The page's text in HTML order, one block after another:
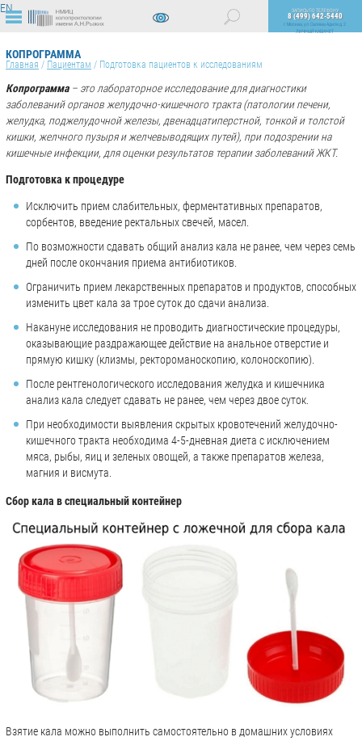
СЛАБОВИДЯЩИХ
EN ЗАПИСЬ ПО ТЕЛЕФОНУ
8 (499) 642-5440
г. Москва, ул. Саляма Адиля д. 2
ЛИЧНЫЙ КАБИНЕТ
КОПРОГРАММА
Главная / Пациентам / Подготовка пациентов к исследованиям
Копрограмма– это лабораторное исследование для диагностики
заболеваний органов желудочно-кишечного тракта (патологии печени,
желудка, поджелудочной железы, двенадцатиперстной, тонкой и толстой
кишки, желчного пузыря и желчевыводящих путей), при подозрении на
кишечные инфекции, для оценки результатов терапии заболеваний ЖКТ.
Подготовка к процедуре
Исключить прием слабительных, ферментативных препаратов,
сорбентов, введение ректальных свечей, масел.
По возможности сдавать общий анализ кала не ранее, чем через семь
дней после окончания приема антибиотиков.
Ограничить прием лекарственных препаратов и продуктов, способных
изменить цвет кала за трое суток до сдачи анализа.
Накануне исследования не проводить диагностические процедуры,
оказывающие раздражающее действие на анальное отверстие и
прямую кишку (клизмы, ректороманоскопию, колоноскопию).
После рентгенологического исследования желудка и кишечника
анализ кала следует сдавать не ранее, чем через двое суток.
При необходимости выявления скрытых кровотечений желудочно-
кишечного тракта необходима 4-5-дневная диета с исключением
мяса, рыбы, яиц и зеленых овощей, а также препаратов железа,
магния и висмута.
Сбор кала в специальный контейнер
Взятие кала можно выполнить самостоятельно в домашних условиях